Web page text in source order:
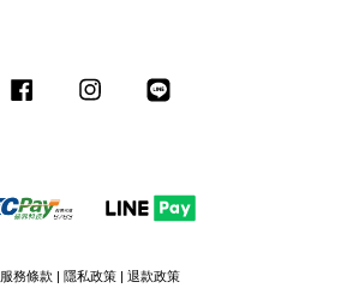
Facebook Instagram
服務條款 | 隱私政策 | 退款政策